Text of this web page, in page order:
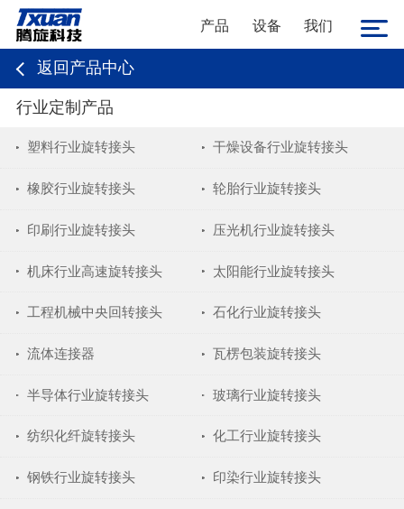
产品 设备 我们
返回产品中心
行业定制产品
塑料行业旋转接头 干燥设备行业旋转接头
橡胶行业旋转接头 轮胎行业旋转接头
印刷行业旋转接头 压光机行业旋转接头
机床行业高速旋转接头 太阳能行业旋转接头
工程机械中央回转接头 石化行业旋转接头
流体连接器 瓦楞包装旋转接头
半导体行业旋转接头 玻璃行业旋转接头
纺织化纤旋转接头 化工行业旋转接头
钢铁行业旋转接头 印染行业旋转接头